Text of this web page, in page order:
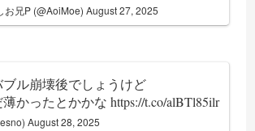
お兄P (@AoiMoe)August 27, 2025
ル崩壊後でしょうけど
薄かったとかかなhttps://t.co/alBTl85ilr
August 28, 2025